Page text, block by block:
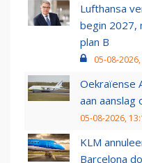
Lufthansa
begin 2027,
plan B
05-08-
Oekraïense
aan aanslag
05-08-2026,
KLM
Barcelona